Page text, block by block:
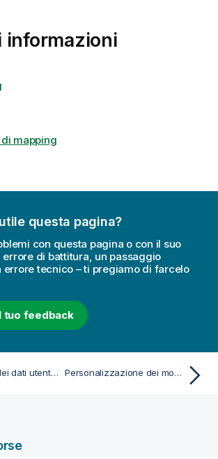
informazioni
di mapping
questa pagina?
con questa pagina o con il suo
errore di battitura, un passaggio
errore tecnico – ti pregiamo di farcelo
tuo feedback
Caricamento dei dati utente per la mappa Personalizzazione dei modelli logici per Advisor informazioni strategiche